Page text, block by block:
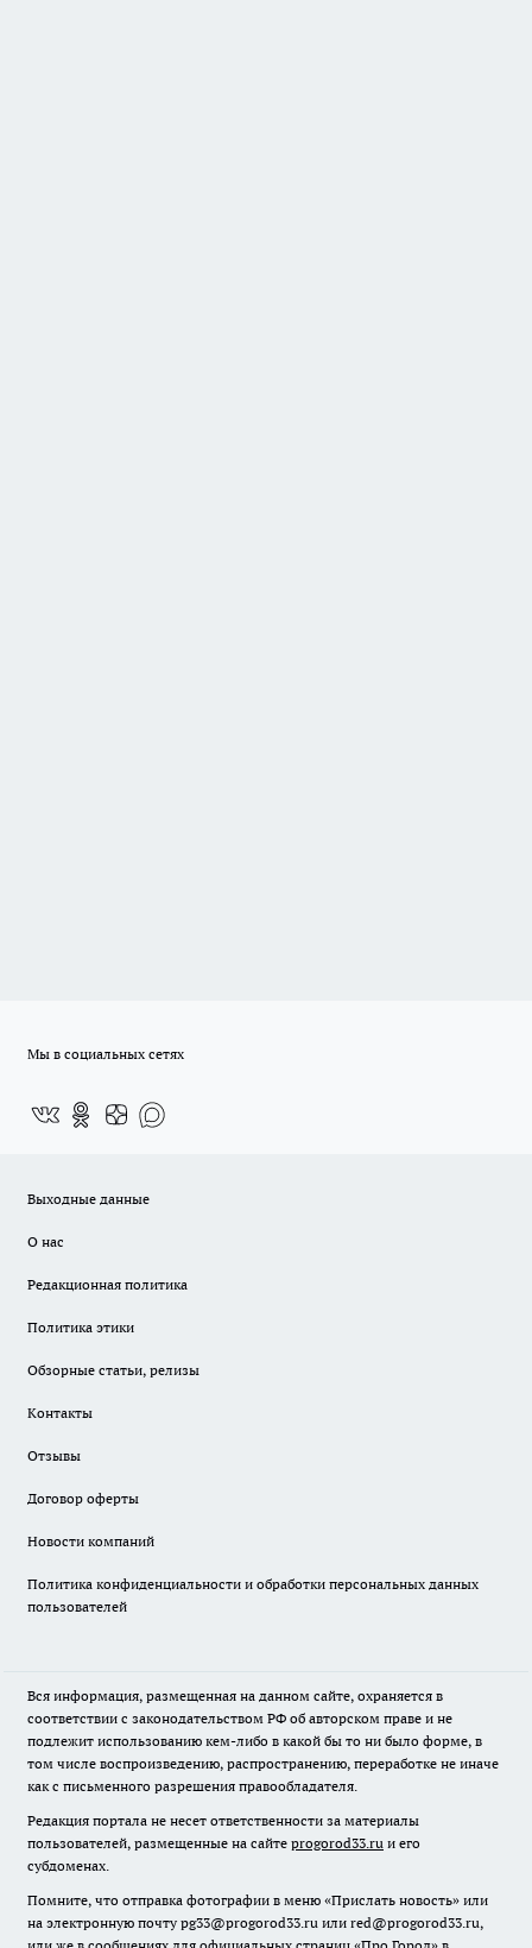
Мы в социальных сетях
Выходные данные
О нас
Редакционная политика
Политика этики
Обзорные статьи, релизы
Контакты
Отзывы
Договор оферты
Новости компаний
Политика конфиденциальности и обработки персональных данных
пользователей
Вся информация, размещенная на данном сайте, охраняется в
соответствии с законодательством РФ об авторском праве и не
подлежит использованию кем-либо в какой бы то ни было форме, в
том числе воспроизведению, распространению, переработке не иначе
как с письменного разрешения правообладателя.
Редакция портала не несет ответственности за материалы
пользователей, размещенные на сайте progorod33.ru и его
субдоменах.
Помните, что отправка фотографии в меню «Прислать новость» или
на электронную почту pg33@progorod33.ru или red@progorod33.ru,